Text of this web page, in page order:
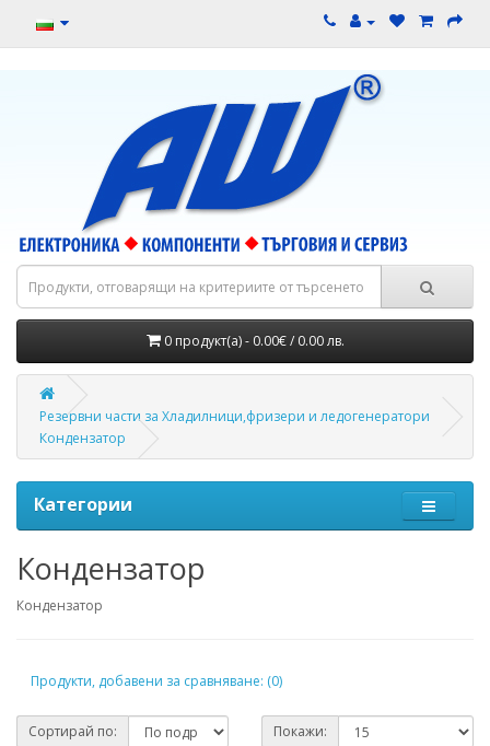
0 продукт(а) - 0.00€ / 0.00 лв.
Резервни части за Хладилници,фризери и ледогенератори
Кондензатор
Категории
Кондензатор
Кондензатор
Продукти, добавени за сравняване: (0)
Сортирай по: Покажи: